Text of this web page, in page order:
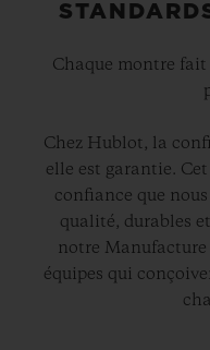
Chaque montre
Chez Hublot, la
elle est garantie.
confiance que
qualité, durables
notre Manufacture
équipes qui